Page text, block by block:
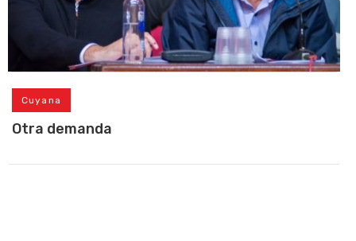
Cuyana
Otra demanda